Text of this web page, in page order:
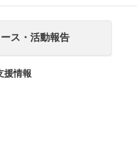
ス・活動報告
援情報